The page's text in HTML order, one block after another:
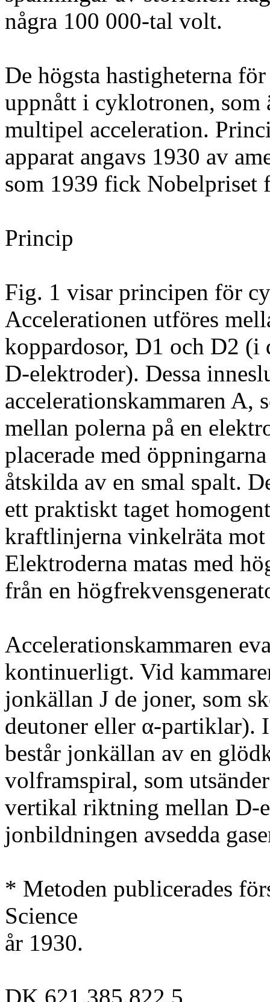
några 100 000-tal volt.
De högsta hastigheterna
uppnått i cyklotronen, som
multipel acceleration.
apparat angavs 1930 av
som 1939 fick
Princip
Fig. 1 visar principen för
Accelerationen utföres
koppardosor, D1 och D2 (i
D-elektroder). Dessa
accelerationskammaren A,
mellan polerna på en
placerade med
åtskilda av en smal spalt.
ett praktiskt taget
kraftlinjerna vinkelräta mot
Elektroderna matas med
från en
Accelerationskammaren
kontinuerligt. Vid
jonkällan J de joner, som
deutoner eller α-partiklar).
består jonkällan av en
volframspiral, som
vertikal riktning mellan D-
jonbildningen avsedda
* Metoden publicerades
Science
år 1930.